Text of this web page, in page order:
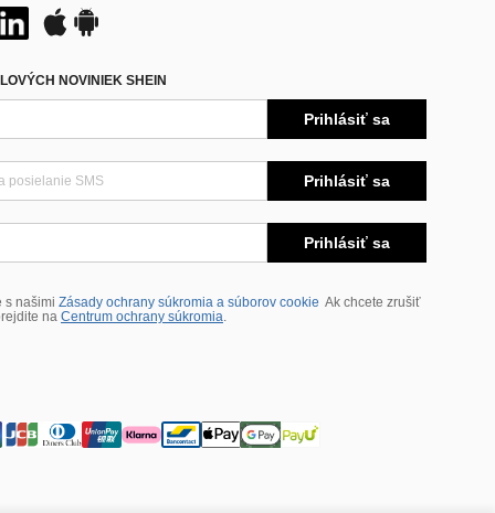
NOVINIEK SHEIN
Prihlásiť sa
Prihlásiť sa
Prihlásiť sa
s našimi Zásady ochrany súkromia a súborov cookie Ak chcete zrušiť
na Centrum ochrany súkromia.